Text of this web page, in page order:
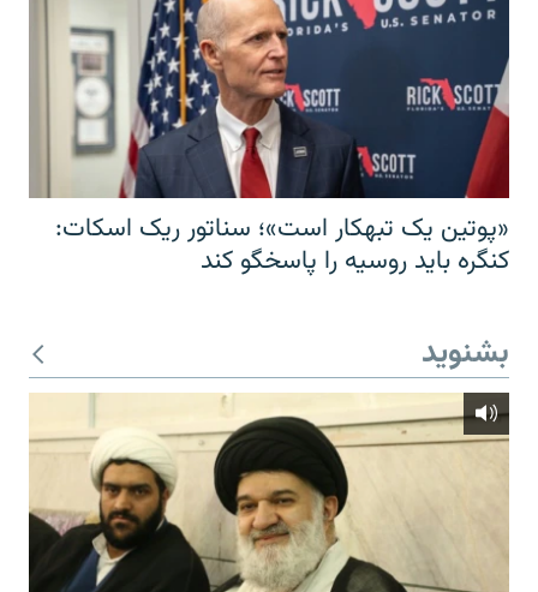
«پوتین یک تبهکار است»؛ سناتور ریک اسکات:
کنگره باید روسیه را پاسخگو کند
بشنوید